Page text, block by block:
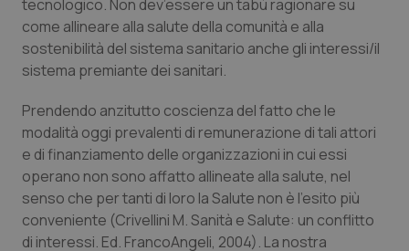
tecnologico. Non dev’essere un tabù ragionare su
come allineare alla salute della comunità e alla
sostenibilità del sistema sanitario anche gli interessi/il
sistema premiante dei sanitari.
Prendendo anzitutto coscienza del fatto che le
modalità oggi prevalenti di remunerazione di tali attori
e di finanziamento delle organizzazioni in cui essi
operano non sono affatto allineate alla salute, nel
senso che per tanti di loro la Salute non è l’esito più
conveniente (Crivellini M. Sanità e Salute: un conflitto
di interessi. Ed. FrancoAngeli, 2004). La nostra
tracking-sites-ironfish-
tracking-sites-ironfish-
session-id
www.quotidianosanita.it